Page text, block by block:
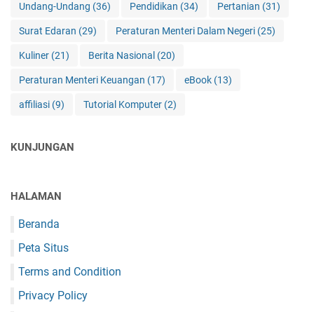
Undang-Undang (36) Pendidikan (34) Pertanian (31)
Surat Edaran (29) Peraturan Menteri Dalam Negeri (25)
Kuliner (21) Berita Nasional (20)
Peraturan Menteri Keuangan (17) eBook (13)
affiliasi (9) Tutorial Komputer (2)
KUNJUNGAN
HALAMAN
Beranda
Peta Situs
Terms and Condition
Privacy Policy